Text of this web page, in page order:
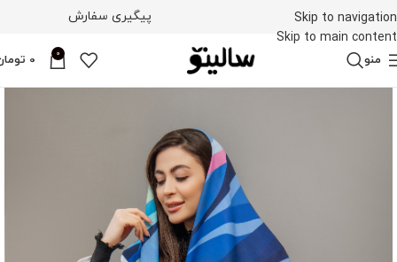
Skip to navigation
Skip to main content
پیگیری سفارش
منو 0
0